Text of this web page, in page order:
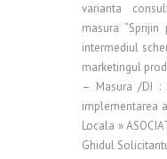
varianta
masura
intermediul
marketingul
– Masura /DI :
implementarea
Locala »
Ghidul